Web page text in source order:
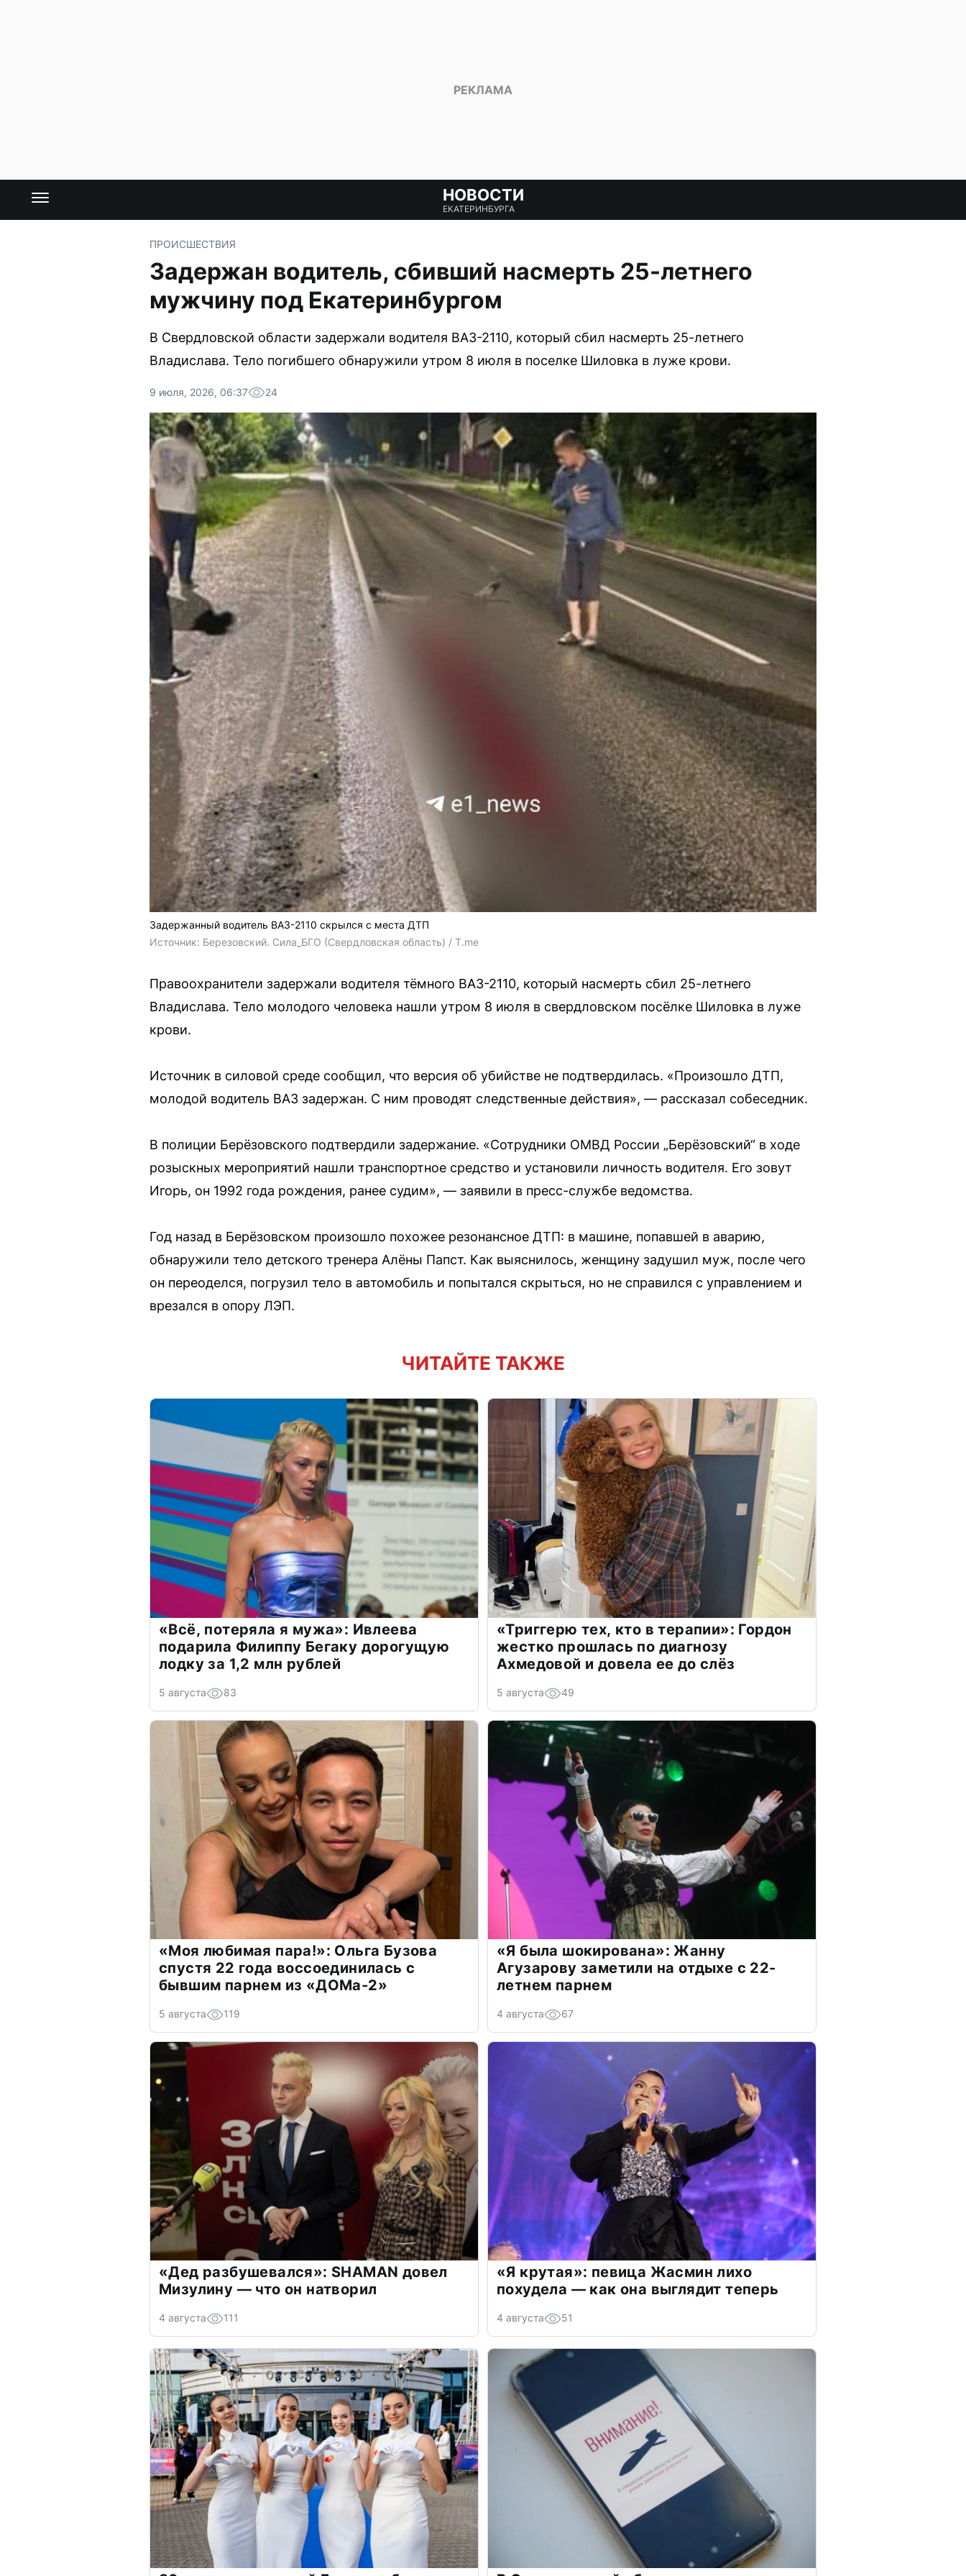
НОВОСТИ
ЕКАТЕРИНБУРГА
ПРОИСШЕСТВИЯ
Задержан водитель, сбивший насмерть 25-летнего
мужчину под Екатеринбургом
В Свердловской области задержали водителя ВАЗ-2110, который сбил насмерть 25-летнего
Владислава. Тело погибшего обнаружили утром 8 июля в поселке Шиловка в луже крови.
9 июля, 2026, 06:37 24
Задержанный водитель ВАЗ-2110 скрылся с места ДТП
Источник: Березовский. Сила_БГО (Свердловская область) / T.me
Правоохранители задержали водителя тёмного ВАЗ-2110, который насмерть сбил 25-летнего
Владислава. Тело молодого человека нашли утром 8 июля в свердловском посёлке Шиловка в луже
крови.
Источник в силовой среде сообщил, что версия об убийстве не подтвердилась. «Произошло ДТП,
молодой водитель ВАЗ задержан. С ним проводят следственные действия», — рассказал собеседник.
В полиции Берёзовского подтвердили задержание. «Сотрудники ОМВД России „Берёзовский“ в ходе
розыскных мероприятий нашли транспортное средство и установили личность водителя. Его зовут
Игорь, он 1992 года рождения, ранее судим», — заявили в пресс-службе ведомства.
Год назад в Берёзовском произошло похожее резонансное ДТП: в машине, попавшей в аварию,
обнаружили тело детского тренера Алёны Папст. Как выяснилось, женщину задушил муж, после чего
он переоделся, погрузил тело в автомобиль и попытался скрыться, но не справился с управлением и
врезался в опору ЛЭП.
ЧИТАЙТЕ ТАКЖЕ
«Всё, потеряла я мужа»: Ивлеева
подарила Филиппу Бегаку дорогущую
лодку за 1,2 млн рублей
5 августа 83
«Триггерю тех, кто в терапии»: Гордон
жестко прошлась по диагнозу
Ахмедовой и довела ее до слёз
5 августа 49
«Моя любимая пара!»: Ольга Бузова
спустя 22 года воссоединилась с
бывшим парнем из «ДОМа-2»
5 августа 119
«Я была шокирована»: Жанну
Агузарову заметили на отдыхе с 22-
летнем парнем
4 августа 67
«Дед разбушевался»: SHAMAN довел
Мизулину — что он натворил
4 августа 111
«Я крутая»: певица Жасмин лихо
похудела — как она выглядит теперь
4 августа 51